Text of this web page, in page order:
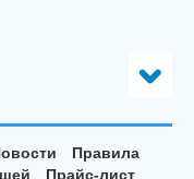
Правила
Прайс-лист